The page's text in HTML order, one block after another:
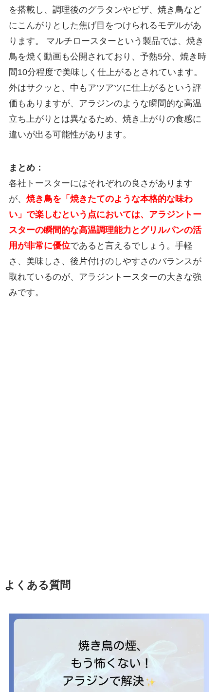
を搭載し、調理後のグラタンやピザ、焼き鳥など
にこんがりとした焦げ目をつけられるモデルがあ
ります。 マルチロースターという製品では、焼き
鳥を焼く動画も公開されており、予熱5分、焼き時
間10分程度で美味しく仕上がるとされています。
外はサクッと、中もアツアツに仕上がるという評
価もありますが、アラジンのような瞬間的な高温
立ち上がりとは異なるため、焼き上がりの食感に
違いが出る可能性があります。
まとめ：
各社トースターにはそれぞれの良さがあります
が、 焼き鳥を「焼きたてのような本格的な味わ
い」で楽しむという点においては、アラジントー
スターの瞬間的な高温調理能力とグリルパンの活
用が非常に優位であると言えるでしょう。手軽
さ、美味しさ、後片付けのしやすさのバランスが
取れているのが、アラジントースターの大きな強
みです。
よくある質問